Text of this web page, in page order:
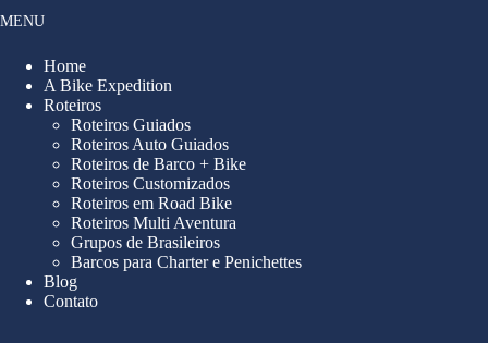
MENU
Home
A Bike Expedition
Roteiros
Roteiros Guiados
Roteiros Auto Guiados
Roteiros de Barco + Bike
Roteiros Customizados
Roteiros em Road Bike
Roteiros Multi Aventura
Grupos de Brasileiros
Barcos para Charter e Penichettes
Blog
Contato